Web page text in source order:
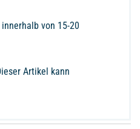
von 15-20
Artikel kann